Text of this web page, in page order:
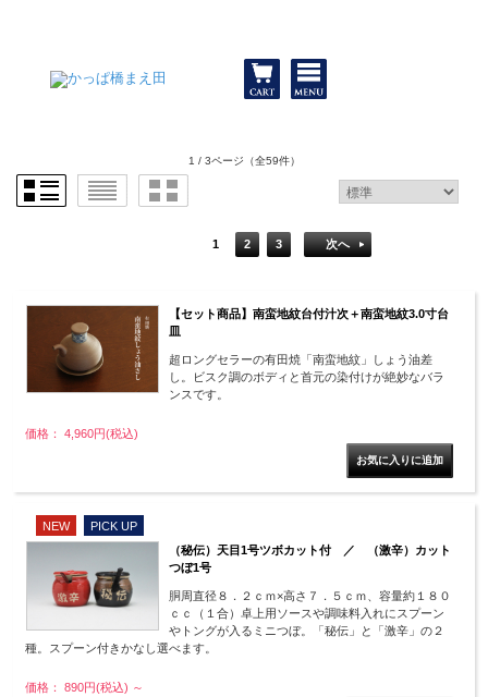
1 / 3ページ （全59件）
1 2 3 次へ
【セット商品】南蛮地紋台付汁次＋南蛮地紋3.0寸台
皿
超ロングセラーの有田焼「南蛮地紋」しょう油差
し。ビスク調のボディと首元の染付けが絶妙なバラ
ンスです。
価格： 4,960円(税込)
NEW
PICK UP
（秘伝）天目1号ツボカット付 ／ （激辛）カット
つぼ1号
胴周直径８．２ｃｍ×高さ７．５ｃｍ、容量約１８０
ｃｃ（１合）卓上用ソースや調味料入れにスプーン
やトングが入るミニつぼ。「秘伝」と「激辛」の２
種。スプーン付きかなし選べます。
価格： 890円(税込) ～